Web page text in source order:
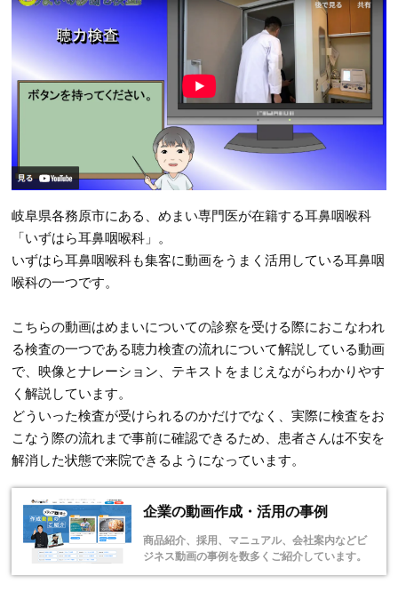
岐阜県各務原市にある、めまい専門医が在籍する耳鼻咽喉科
「いずはら耳鼻咽喉科」。
いずはら耳鼻咽喉科も集客に動画をうまく活用している耳鼻咽
喉科の一つです。
こちらの動画はめまいについての診察を受ける際におこなわれ
る検査の一つである聴力検査の流れについて解説している動画
で、映像とナレーション、テキストをまじえながらわかりやす
く解説しています。
どういった検査が受けられるのかだけでなく、実際に検査をお
こなう際の流れまで事前に確認できるため、患者さんは不安を
解消した状態で来院できるようになっています。
企業の動画作成・活用の事例
商品紹介、採用、マニュアル、会社案内などビ
ジネス動画の事例を数多くご紹介しています。